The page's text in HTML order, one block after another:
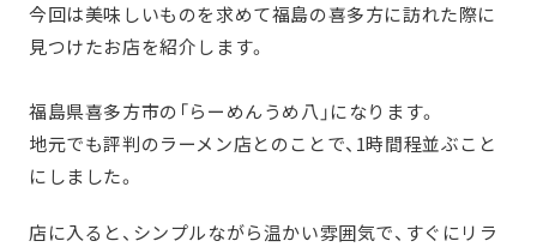
今回は美味しいものを求めて福島の喜多方に訪れた際に
見つけたお店を紹介します。
福島県喜多方市の「らーめんうめ八」になります。
地元でも評判のラーメン店とのことで、1時間程並ぶこと
にしました。
店に入ると、シンプルながら温かい雰囲気で、すぐにリラ